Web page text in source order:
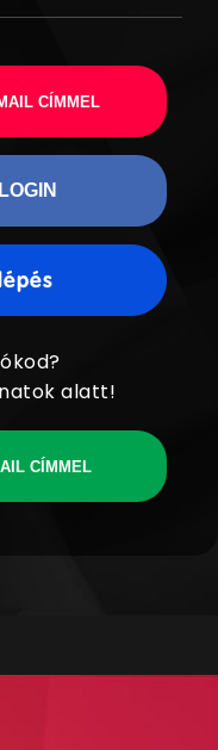
CÍMMEL
alatt!
CÍMMEL